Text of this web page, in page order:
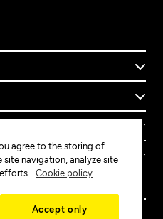
AS
agree to the storing of
site navigation, analyze site
Cookie policy
Accept only